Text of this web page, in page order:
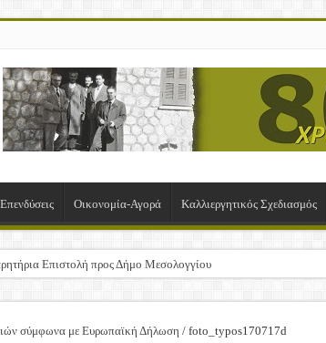
Οικονομία-Αγορά Καλλιεργητικός Σχεδιασμός
Επιστολή προς Δήμο Μεσολογγίου
σύμφωνα με Ευρωπαϊκή Δήλωση / foto_typos170717d